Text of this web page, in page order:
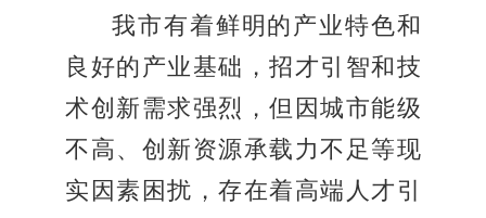
我市有着鲜明的产业特色和
良好的产业基础，招才引智和技
术创新需求强烈，但因城市能级
不高、创新资源承载力不足等现
实因素困扰，存在着高端人才引